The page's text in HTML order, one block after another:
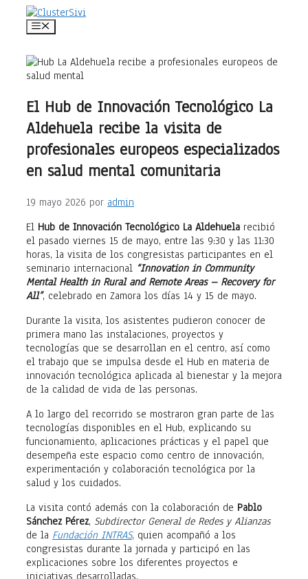
Saltar
Menú
El Hub de Innovación Tecnológico La
Aldehuela recibe la visita de
profesionales europeos especializados
en salud mental comunitaria
19 mayo 2026 por admin
El Hub de Innovación Tecnológico La Aldehuela recibió
el pasado viernes 15 de mayo, entre las 9:30 y las 11:30
horas, la visita de los congresistas participantes en el
seminario internacional “Innovation in Community
Mental Health in Rural and Remote Areas – Recovery for
All”, celebrado en Zamora los días 14 y 15 de mayo.
Durante la visita, los asistentes pudieron conocer de
primera mano las instalaciones, proyectos y
tecnologías que se desarrollan en el centro, así como
el trabajo que se impulsa desde el Hub en materia de
innovación tecnológica aplicada al bienestar y la mejora
de la calidad de vida de las personas.
A lo largo del recorrido se mostraron gran parte de las
tecnologías disponibles en el Hub, explicando su
funcionamiento, aplicaciones prácticas y el papel que
desempeña este espacio como centro de innovación,
experimentación y colaboración tecnológica por la
salud y los cuidados.
La visita contó además con la colaboración de Pablo
Sánchez Pérez, Subdirector General de Redes y Alianzas
de la Fundación INTRAS, quien acompañó a los
congresistas durante la jornada y participó en las
explicaciones sobre los diferentes proyectos e